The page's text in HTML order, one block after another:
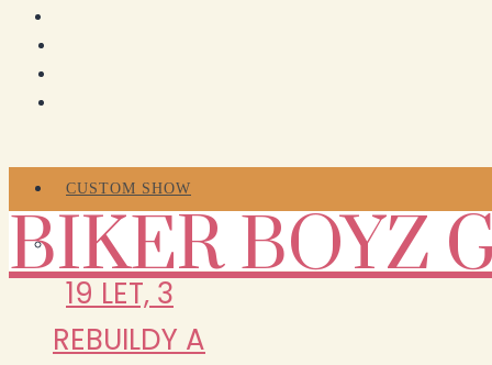
CUSTOM SHOW
19 LET, 3
REBUILDY A
BIKER BOYZ